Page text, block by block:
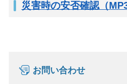
災害時の安否確認（
お問い合わせ